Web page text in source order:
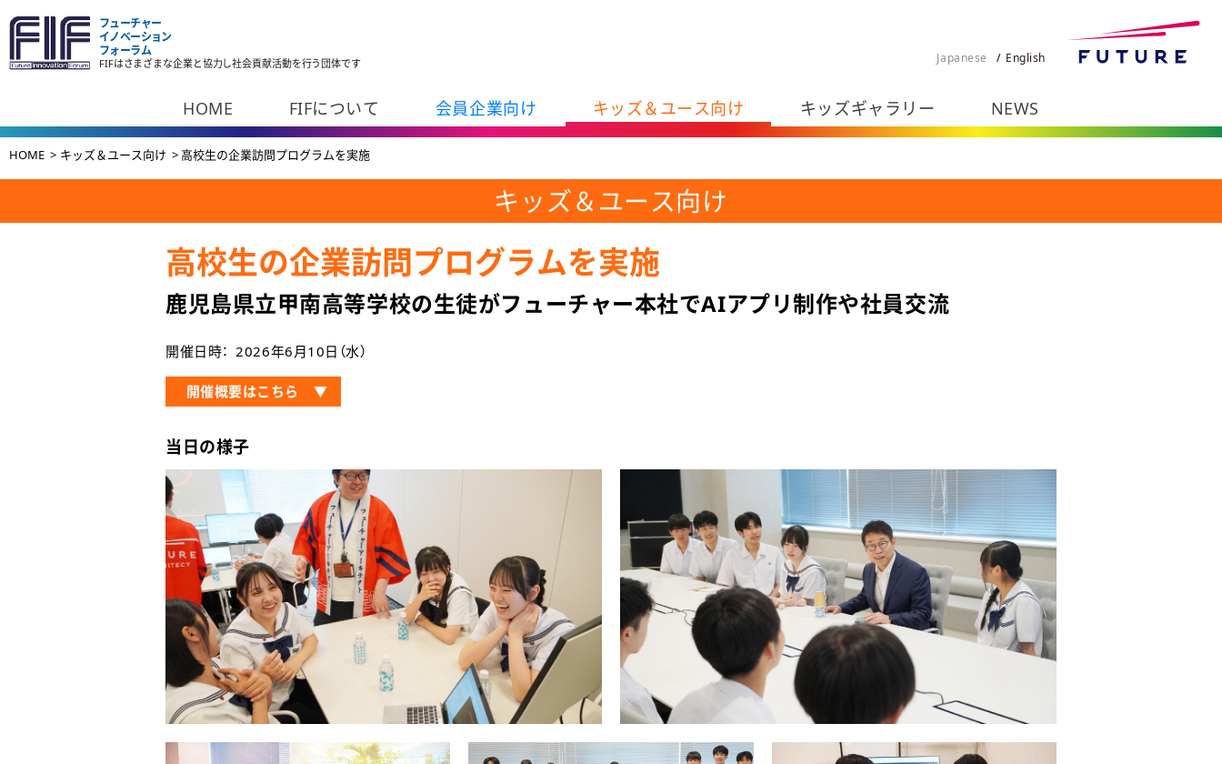
フューチャー
イノベーション
フォーラム
FIFはさまざまな企業と協力し社会貢献活動を行う団体です Japanese English
HOME FIFについて 会員企業向け キッズ＆ユース向け キッズギャラリー NEWS
HOME キッズ＆ユース向け 高校生の企業訪問プログラムを実施
キッズ＆ユース向け
高校生の企業訪問プログラムを実施
鹿児島県立甲南高等学校の生徒がフューチャー本社でAIアプリ制作や社員交流
開催日時： 2026年6月10日（水）
開催概要はこちら ▼
当日の様子